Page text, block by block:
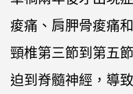
痠痛、肩胛骨痠痛
頸椎第三節到第五
迫到脊髓神經，導